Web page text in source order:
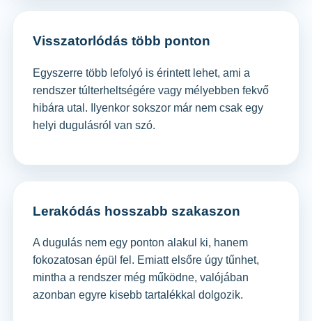
Visszatorlódás több ponton
Egyszerre több lefolyó is érintett lehet, ami a
rendszer túlterheltségére vagy mélyebben fekvő
hibára utal. Ilyenkor sokszor már nem csak egy
helyi dugulásról van szó.
Lerakódás hosszabb szakaszon
A dugulás nem egy ponton alakul ki, hanem
fokozatosan épül fel. Emiatt elsőre úgy tűnhet,
mintha a rendszer még működne, valójában
azonban egyre kisebb tartalékkal dolgozik.